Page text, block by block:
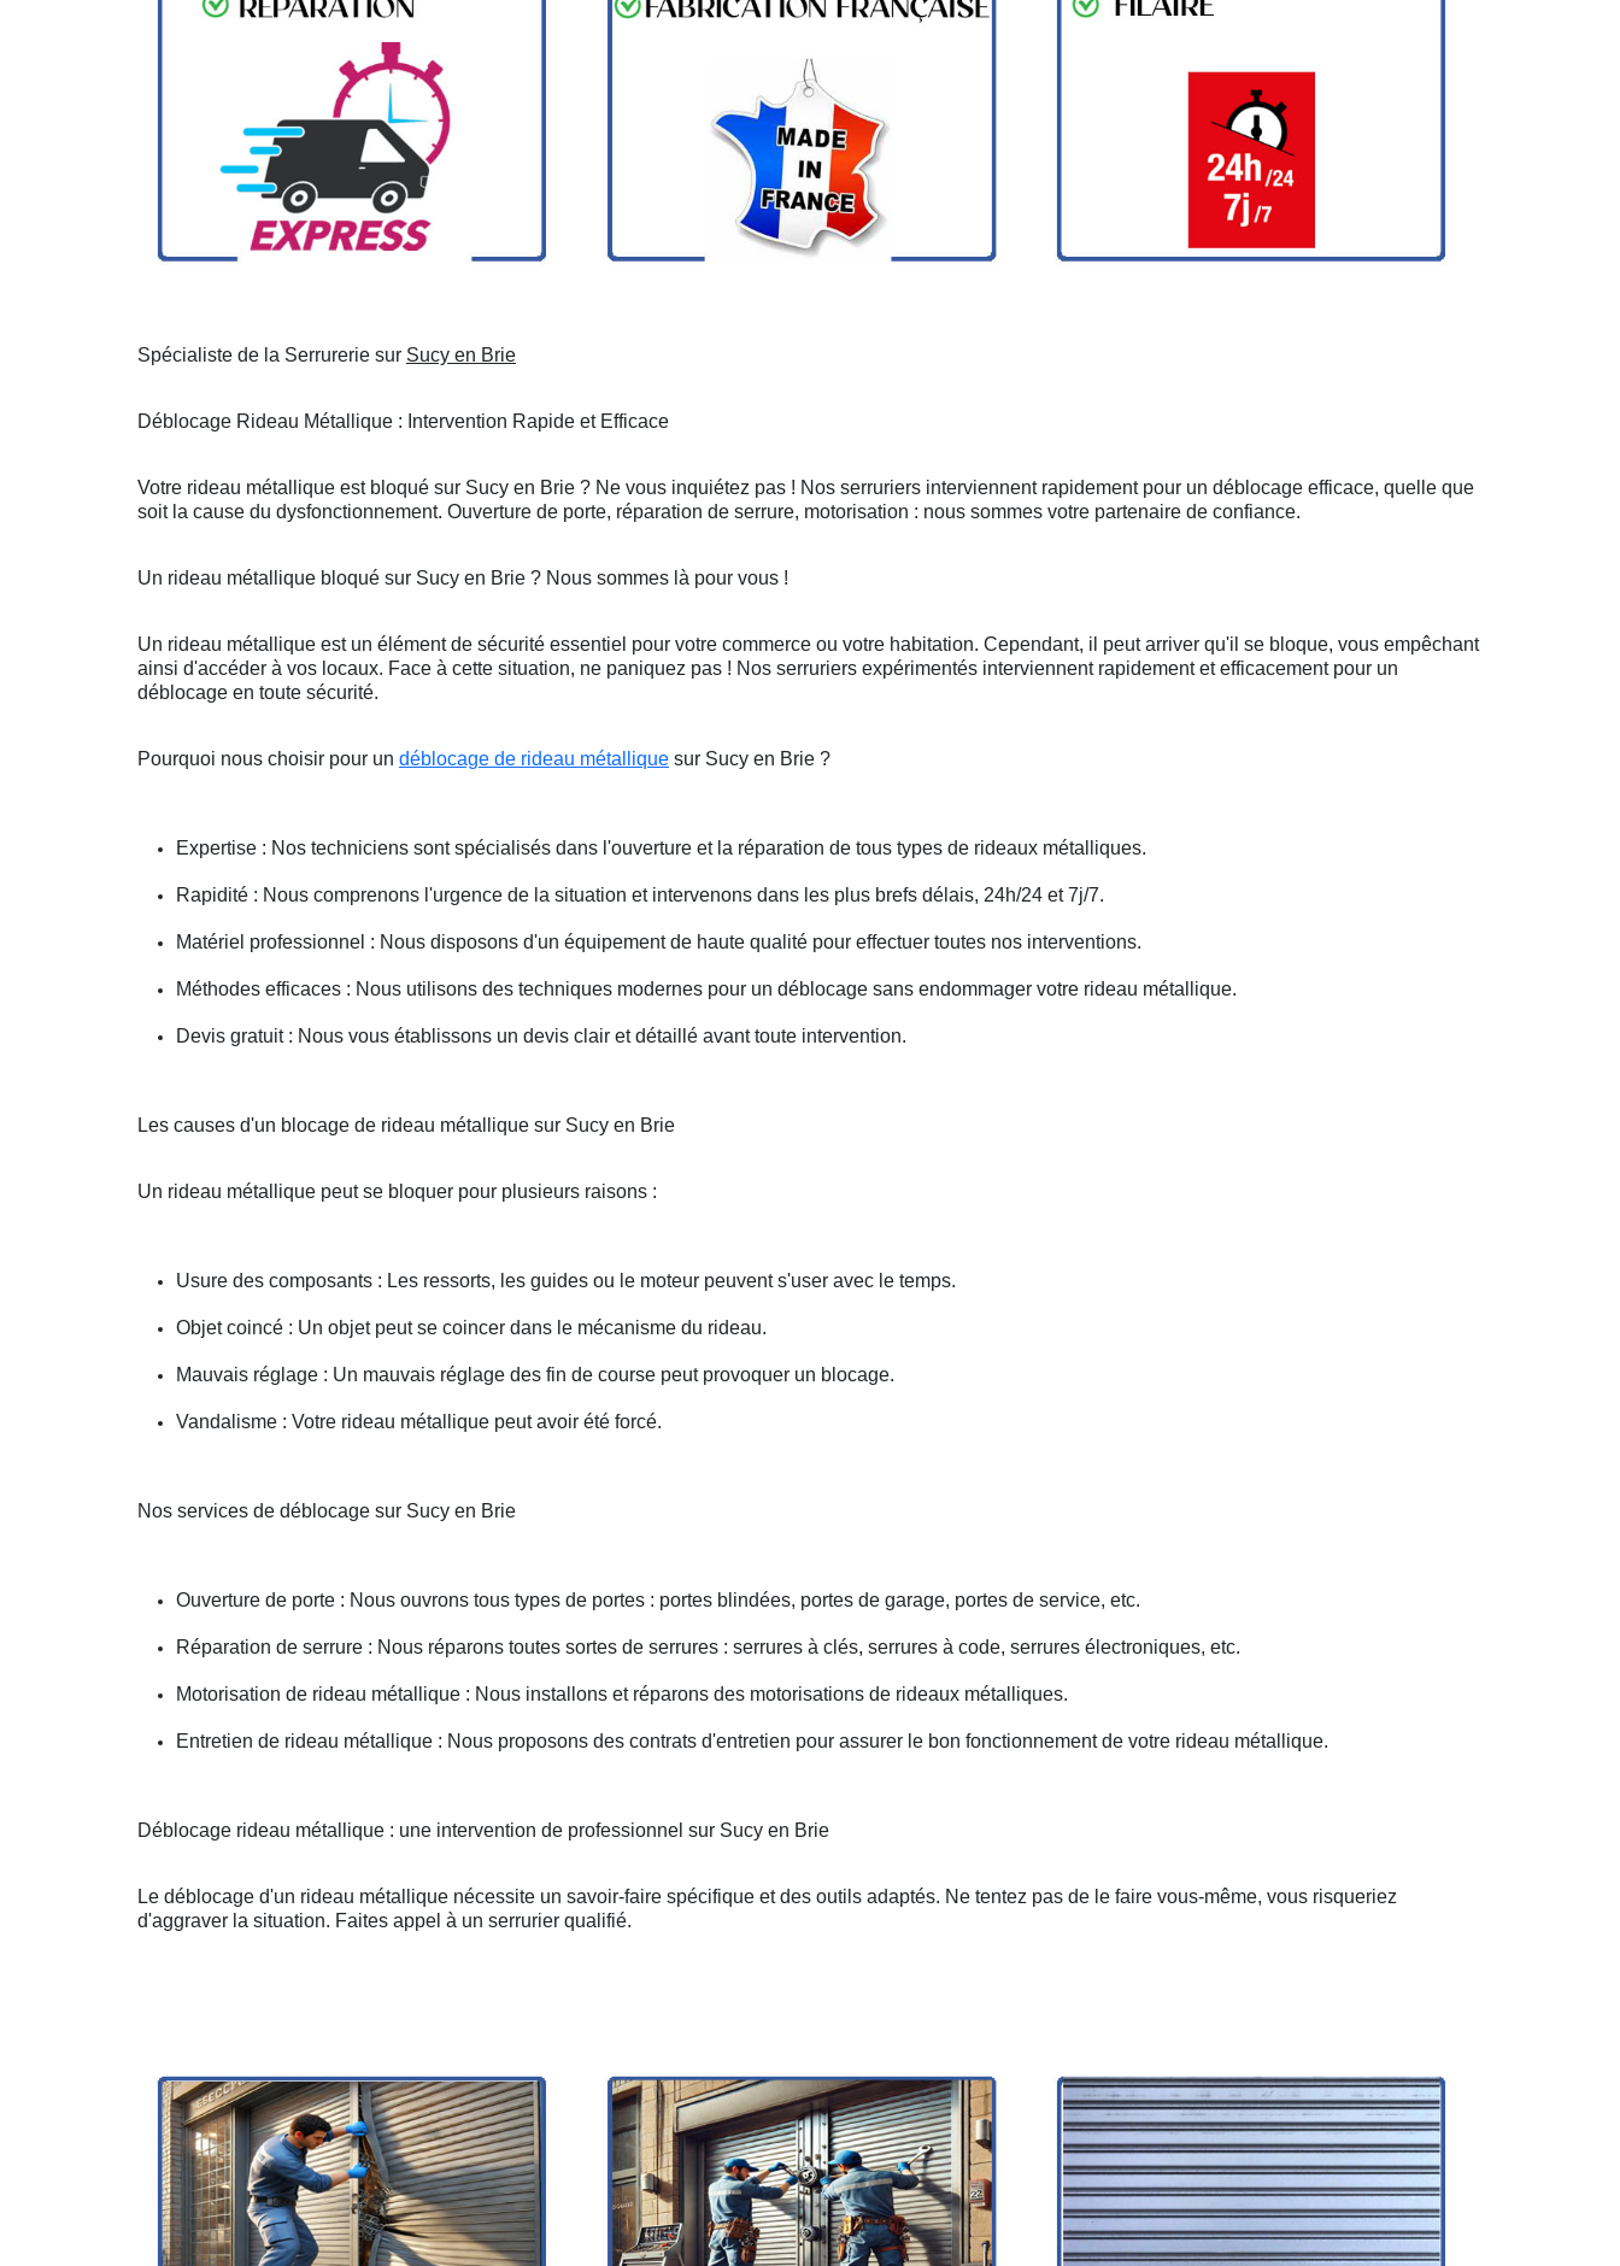
Spécialiste de la Serrurerie sur Sucy en Brie
Déblocage Rideau Métallique : Intervention Rapide et Efficace
Votre rideau métallique est bloqué sur Sucy en Brie ? Ne vous inquiétez pas ! Nos serruriers interviennent rapidement pour un déblocage efficace, quelle que
soit la cause du dysfonctionnement. Ouverture de porte, réparation de serrure, motorisation : nous sommes votre partenaire de confiance.
Un rideau métallique bloqué sur Sucy en Brie ? Nous sommes là pour vous !
Un rideau métallique est un élément de sécurité essentiel pour votre commerce ou votre habitation. Cependant, il peut arriver qu'il se bloque, vous empêchant
ainsi d'accéder à vos locaux. Face à cette situation, ne paniquez pas ! Nos serruriers expérimentés interviennent rapidement et efficacement pour un
déblocage en toute sécurité.
Pourquoi nous choisir pour un déblocage de rideau métallique sur Sucy en Brie ?
Expertise : Nos techniciens sont spécialisés dans l'ouverture et la réparation de tous types de rideaux métalliques.
Rapidité : Nous comprenons l'urgence de la situation et intervenons dans les plus brefs délais, 24h/24 et 7j/7.
Matériel professionnel : Nous disposons d'un équipement de haute qualité pour effectuer toutes nos interventions.
Méthodes efficaces : Nous utilisons des techniques modernes pour un déblocage sans endommager votre rideau métallique.
Devis gratuit : Nous vous établissons un devis clair et détaillé avant toute intervention.
Les causes d'un blocage de rideau métallique sur Sucy en Brie
Un rideau métallique peut se bloquer pour plusieurs raisons :
Usure des composants : Les ressorts, les guides ou le moteur peuvent s'user avec le temps.
Objet coincé : Un objet peut se coincer dans le mécanisme du rideau.
Mauvais réglage : Un mauvais réglage des fin de course peut provoquer un blocage.
Vandalisme : Votre rideau métallique peut avoir été forcé.
Nos services de déblocage sur Sucy en Brie
Ouverture de porte : Nous ouvrons tous types de portes : portes blindées, portes de garage, portes de service, etc.
Réparation de serrure : Nous réparons toutes sortes de serrures : serrures à clés, serrures à code, serrures électroniques, etc.
Motorisation de rideau métallique : Nous installons et réparons des motorisations de rideaux métalliques.
Entretien de rideau métallique : Nous proposons des contrats d'entretien pour assurer le bon fonctionnement de votre rideau métallique.
Déblocage rideau métallique : une intervention de professionnel sur Sucy en Brie
Le déblocage d'un rideau métallique nécessite un savoir-faire spécifique et des outils adaptés. Ne tentez pas de le faire vous-même, vous risqueriez
d'aggraver la situation. Faites appel à un serrurier qualifié.